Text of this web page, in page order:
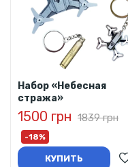
Набор «Небесная
стража»
1500 грн 1839 грн
-18%
КУПИТЬ